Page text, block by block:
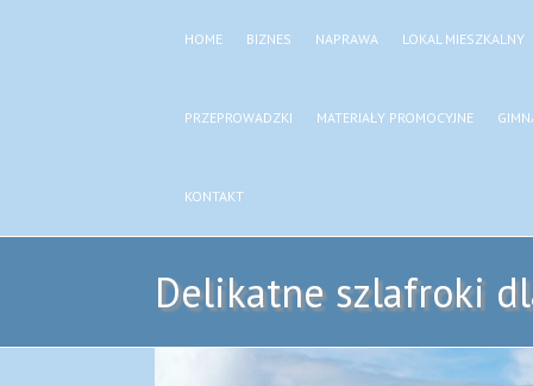
HOME BIZNES NAPRAWA LOKAL MIESZKALNY
PRZEPROWADZKI MATERIAŁY PROMOCYJNE
KONTAKT
Delikatne szlafroki